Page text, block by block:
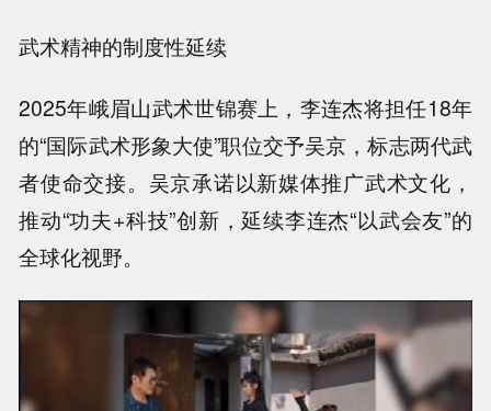
武术精神的制度性延续
2025年峨眉山武术世锦赛上，李连杰将担任18年
的“国际武术形象大使”职位交予吴京，标志两代武
者使命交接。吴京承诺以新媒体推广武术文化，
推动“功夫+科技”创新，延续李连杰“以武会友”的
全球化视野。